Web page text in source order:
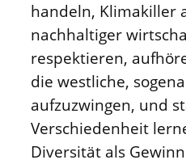
handeln, Klimakiller
nachhaltiger
respektieren,
die westliche,
aufzuzwingen, und
Verschiedenheit
Diversität als